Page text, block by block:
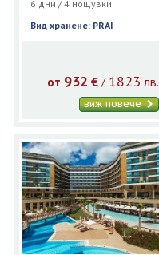
6 дни / 4 нощувки
Вид хранене: PRAI
от 932 €/ 1823 лв.
виж повече